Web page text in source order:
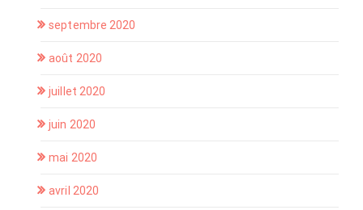
septembre 2020
août 2020
juillet 2020
juin 2020
mai 2020
avril 2020